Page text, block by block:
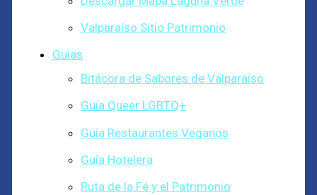
Valparaíso Sitio Patrimonio
Guias
Bitácora de Sabores de Valparaíso
Guía Queer LGBTQ+
Guía Restaurantes Veganos
Guía Hotelera
Ruta de la Fé y el Patrimonio